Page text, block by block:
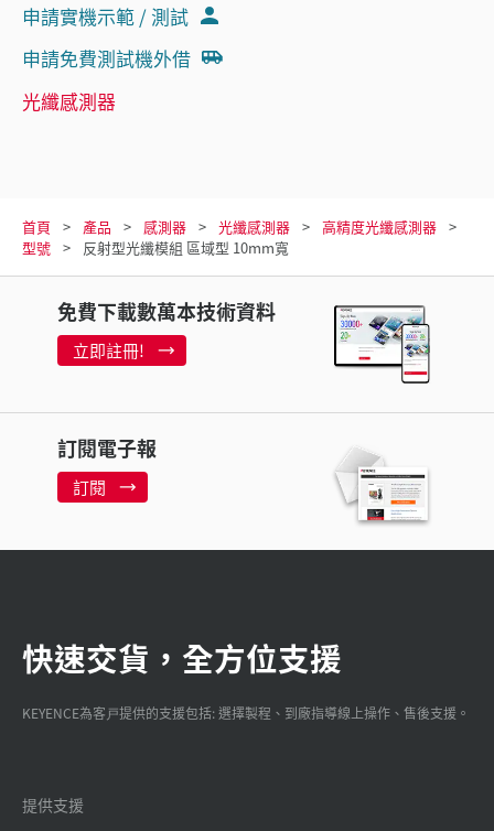
申請實機示範 / 測試
申請免費測試機外借
光纖感測器
首頁 產品 感測器 光纖感測器
高精度光纖感測器
型號
反射型光纖模組 區域型 10mm寬
免費下載數萬本技術資料
立即註冊!
訂閱電子報
訂閱
快速交貨，全方位支援
KEYENCE為客戸提供的支援包括: 選擇製程、到廠指導線上操作、售後支援。
提供支援